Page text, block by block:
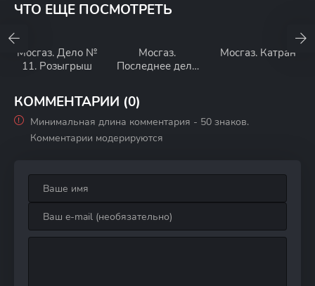
ЧТО ЕЩЕ ПОСМОТРЕТЬ
Мосгаз. Дело №
11. Розыгрыш
Мосгаз.
Последнее дело
Мосгаз. Катран
КОММЕНТАРИИ (0)
Минимальная длина комментария - 50 знаков.
Комментарии модерируются